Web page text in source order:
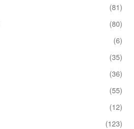
(81)
(80)
(6)
(35)
(36)
(55)
(12)
(123)